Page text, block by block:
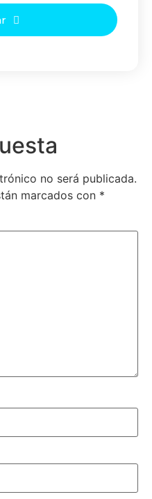
no será publicada.
marcados con *